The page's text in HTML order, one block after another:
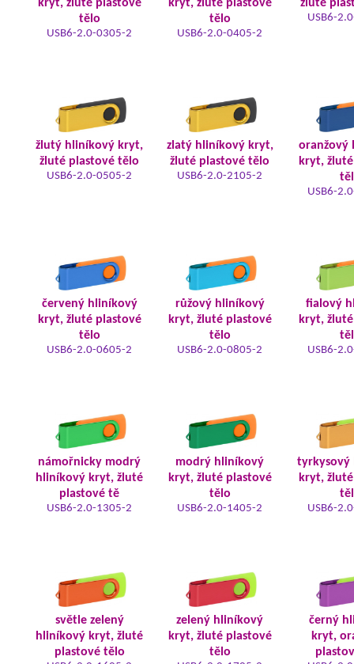
kryt, žluté plastové
tělo
USB6-2.0-0305-2
kryt, žluté plastové
tělo
USB6-2.0-0405-2
žluté
USB6-
žlutý hliníkový kryt,
žluté plastové tělo
USB6-2.0-0505-2
zlatý hliníkový kryt,
žluté plastové tělo
USB6-2.0-2105-2
oranžový
kryt,
USB6-
červený hliníkový
kryt, žluté plastové
tělo
USB6-2.0-0605-2
růžový hliníkový
kryt, žluté plastové
tělo
USB6-2.0-0805-2
fialový
kryt,
USB6-
námořnicky modrý
hliníkový kryt, žluté
plastové tě
USB6-2.0-1305-2
modrý hliníkový
kryt, žluté plastové
tělo
USB6-2.0-1405-2
tyrkysový
kryt,
USB6-
světle zelený
hliníkový kryt, žluté
plastové tělo
zelený hliníkový
kryt, žluté plastové
tělo
černý
kryt,